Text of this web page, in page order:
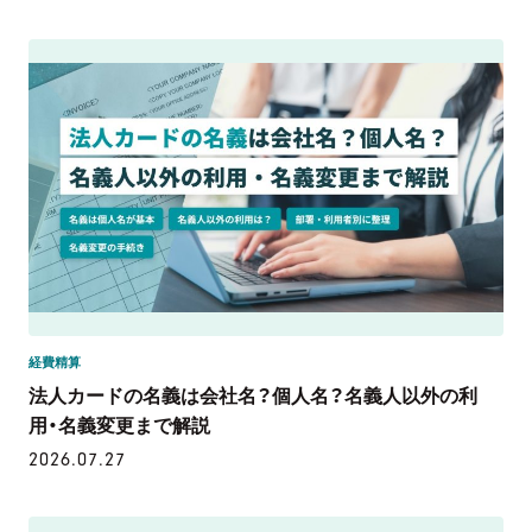
経費精算
法人カードの名義は会社名？個人名？名義人以外の利
用・名義変更まで解説
2026.07.27